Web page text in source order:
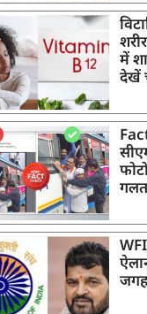
में
देखें
गलत